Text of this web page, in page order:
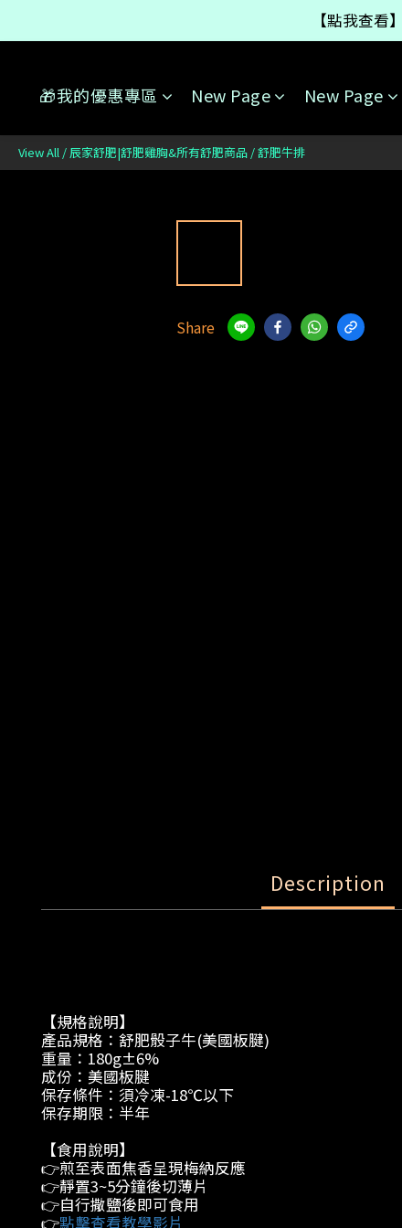
如果
【點我查
如果
🎁我的優惠專區 New Page New Page
View All / 辰家舒肥|舒肥雞胸&所有舒肥商品 /舒肥牛排
Share
Description
【規格說明】
產品規格：舒肥骰子牛(美國板腱)
重量：180g±6%
成份：美國板腱
保存條件：須冷凍-18℃以下
保存期限：半年
【食用說明】
👉煎至表面焦香呈現梅納反應
👉靜置3~5分鐘後切薄片
👉自行撒鹽後即可食用
👉點擊查看教學影片